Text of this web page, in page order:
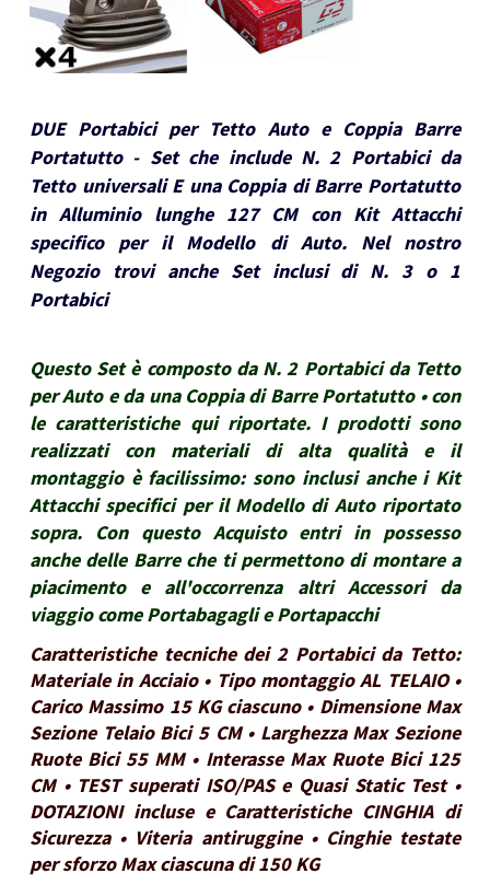
DUE Portabici per Tetto Auto e Coppia Barre
Portatutto - Set che include N. 2 Portabici da
Tetto universali E una Coppia di Barre Portatutto
in Alluminio lunghe 127 CM con Kit Attacchi
specifico per il Modello di Auto. Nel nostro
Negozio trovi anche Set inclusi di N. 3 o 1
Portabici
Questo Set è composto da N. 2 Portabici da Tetto
per Auto e da una Coppia di Barre Portatutto • con
le caratteristiche qui riportate. I prodotti sono
realizzati con materiali di alta qualità e il
montaggio è facilissimo: sono inclusi anche i Kit
Attacchi specifici per il Modello di Auto riportato
sopra. Con questo Acquisto entri in possesso
anche delle Barre che ti permettono di montare a
piacimento e all'occorrenza altri Accessori da
viaggio come Portabagagli e Portapacchi
Caratteristiche tecniche dei 2 Portabici da Tetto:
Materiale in Acciaio • Tipo montaggio AL TELAIO •
Carico Massimo 15 KG ciascuno • Dimensione Max
Sezione Telaio Bici 5 CM • Larghezza Max Sezione
Ruote Bici 55 MM • Interasse Max Ruote Bici 125
CM • TEST superati ISO/PAS e Quasi Static Test •
DOTAZIONI incluse e Caratteristiche CINGHIA di
Sicurezza • Viteria antiruggine • Cinghie testate
per sforzo Max ciascuna di 150 KG